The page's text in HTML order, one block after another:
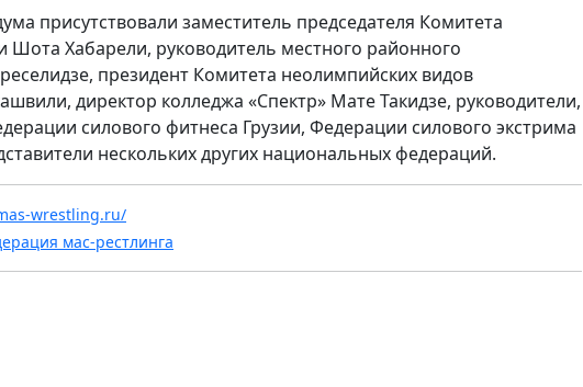
присутствовали заместитель председателя Комитета
Шота Хабарели, руководитель местного районного
президент Комитета неолимпийских видов
директор колледжа «Спектр» Мате Такидзе, руководители,
силового фитнеса Грузии, Федерации силового экстрима
нескольких других национальных федераций.
wrestling.ru/
мас-рестлинга